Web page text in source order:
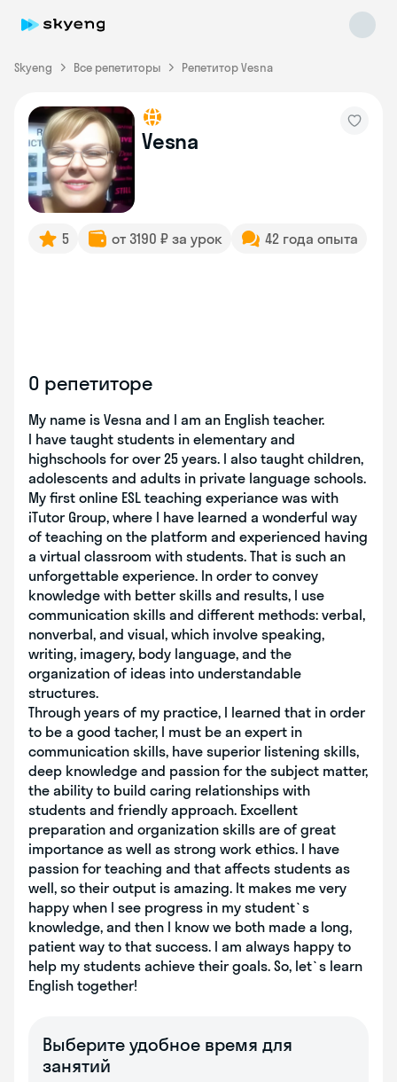
Skyeng Все репетиторы Репетитор Vesna
Vesna
5 от 3190 ₽ за урок 42 года опыта
О репетиторе
My name is Vesna and I am an English teacher.
I have taught students in elementary and
highschools for over 25 years. I also taught children,
adolescents and adults in private language schools.
My first online ESL teaching experiance was with
iTutor Group, where I have learned a wonderful way
of teaching on the platform and experienced having
a virtual classroom with students. That is such an
unforgettable experience. In order to convey
knowledge with better skills and results, I use
communication skills and different methods: verbal,
nonverbal, and visual, which involve speaking,
writing, imagery, body language, and the
organization of ideas into understandable
structures.
Through years of my practice, I learned that in order
to be a good tacher, I must be an expert in
communication skills, have superior listening skills,
deep knowledge and passion for the subject matter,
the ability to build caring relationships with
students and friendly approach. Excellent
preparation and organization skills are of great
importance as well as strong work ethics. I have
passion for teaching and that affects students as
well, so their output is amazing. It makes me very
happy when I see progress in my student`s
knowledge, and then I know we both made a long,
patient way to that success. I am always happy to
help my students achieve their goals. So, let`s learn
English together!
Выберите удобное время для
занятий
Skyeng Chat
online